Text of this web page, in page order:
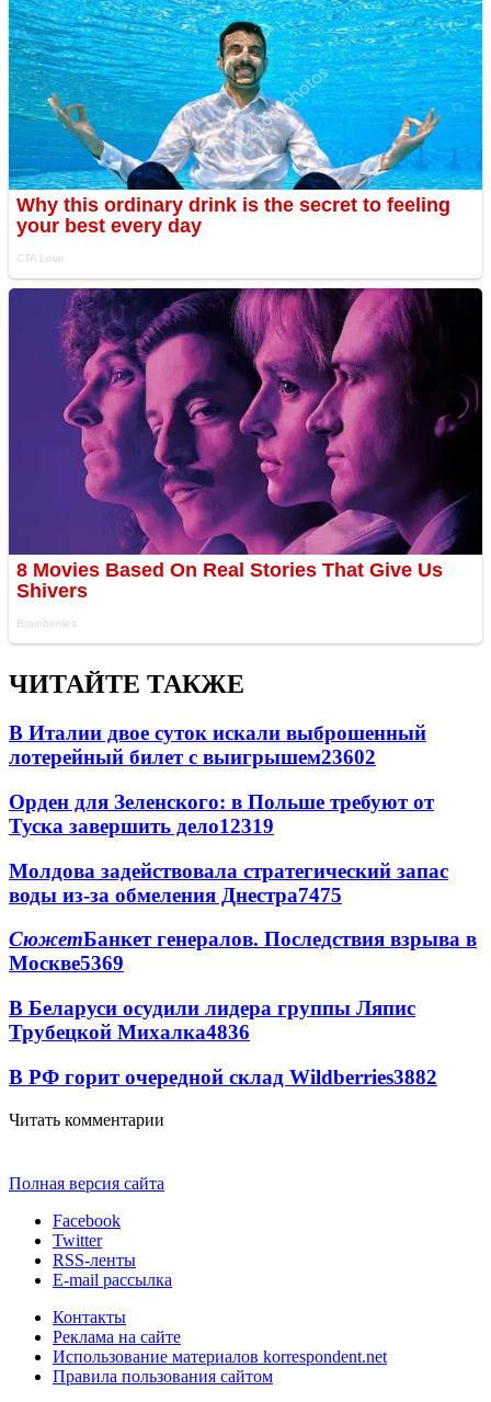
ЧИТАЙТЕ ТАКЖЕ
В Италии двое суток искали выброшенный
лотерейный билет с выигрышем23602
Орден для Зеленского: в Польше требуют от
Туска завершить дело12319
Молдова задействовала стратегический запас
воды из-за обмеления Днестра7475
СюжетБанкет генералов. Последствия взрыва в
Москве5369
В Беларуси осудили лидера группы Ляпис
Трубецкой Михалка4836
В РФ горит очередной склад Wildberries3882
Читать комментарии
Полная версия сайта
Facebook
Twitter
RSS-ленты
E-mail рассылка
Контакты
Реклама на сайте
Использование материалов korrespondent.net
Правила пользования сайтом